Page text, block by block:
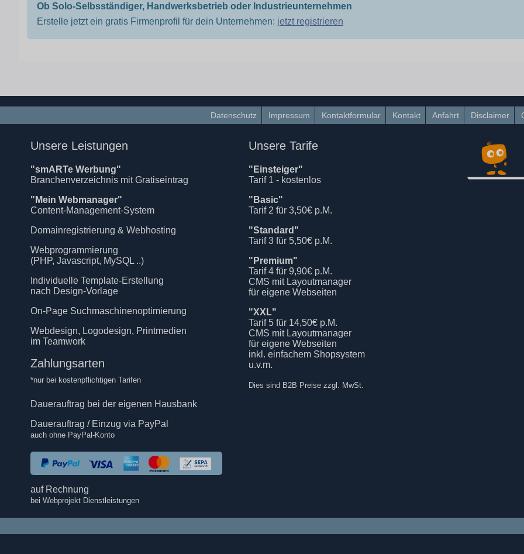
Ob Solo-Selbsständiger, Handwerksbetrieb oder Industrieunternehmen
Erstelle jetzt ein gratis Firmenprofil für dein Unternehmen: jetzt registrieren
Datenschutz Impressum Kontaktformular Kontakt Anfahrt Disclaimer
Unsere Leistungen
"smARTe Werbung"
Branchenverzeichnis mit Gratiseintrag
"Mein Webmanager"
Content-Management-System
Domainregistrierung & Webhosting
Webprogrammierung
(PHP, Javascript, MySQL ..)
Individuelle Template-Erstellung
nach Design-Vorlage
On-Page Suchmaschinenoptimierung
Webdesign, Logodesign, Printmedien
im Teamwork
Zahlungsarten
*nur bei kostenpflichtigen Tarifen
Dauerauftrag bei der eigenen Hausbank
Dauerauftrag / Einzug via PayPal
auch ohne PayPal-Konto
auf Rechnung
bei Webprojekt Dienstleistungen
Unsere Tarife
"Einsteiger"
Tarif 1 - kostenlos
"Basic"
Tarif 2 für 3,50€ p.M.
"Standard"
Tarif 3 für 5,50€ p.M.
"Premium"
Tarif 4 für 9,90€ p.M.
CMS mit Layoutmanager
für eigene Webseiten
"XXL"
Tarif 5 für 14,50€ p.M.
CMS mit Layoutmanager
für eigene Webseiten
inkl. einfachem Shopsystem
u.v.m.
Dies sind B2B Preise zzgl. MwSt.